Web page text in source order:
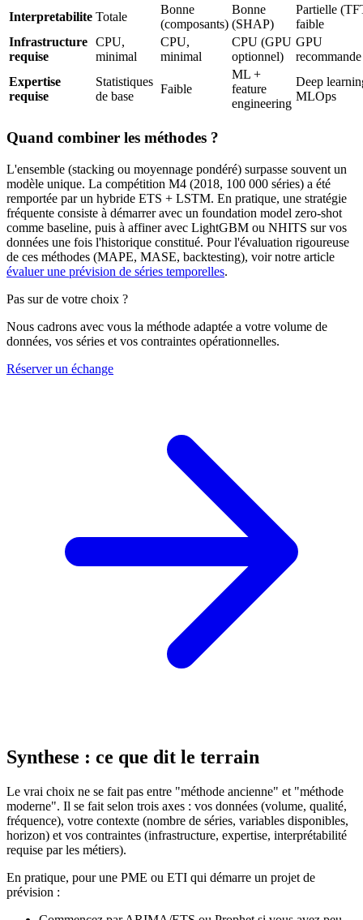
Interpretabilite Totale
Bonne
(composants)
Bonne
(SHAP)
Partielle
faible
Infrastructure
requise
CPU,
minimal
CPU,
minimal
CPU (GPU
optionnel)
GPU
recommande
Expertise
requise
Statistiques
de base
Faible
ML +
feature
engineering
Deep
MLOps
Quand combiner les méthodes ?
L'ensemble (stacking ou moyennage pondéré) surpasse souvent un
modèle unique. La compétition M4 (2018, 100 000 séries) a été
remportée par un hybride ETS + LSTM. En pratique, une stratégie
fréquente consiste à démarrer avec un foundation model zero-shot
comme baseline, puis à affiner avec LightGBM ou NHITS sur vos
données une fois l'historique constitué. Pour l'évaluation rigoureuse
de ces méthodes (MAPE, MASE, backtesting), voir notre article
évaluer une prévision de séries temporelles.
Pas sur de votre choix ?
Nous cadrons avec vous la méthode adaptée a votre volume de
données, vos séries et vos contraintes opérationnelles.
Réserver un échange
Synthese : ce que dit le terrain
Le vrai choix ne se fait pas entre "méthode ancienne" et "méthode
moderne". Il se fait selon trois axes : vos données (volume, qualité,
fréquence), votre contexte (nombre de séries, variables disponibles,
horizon) et vos contraintes (infrastructure, expertise, interprétabilité
requise par les métiers).
En pratique, pour une PME ou ETI qui démarre un projet de
prévision :